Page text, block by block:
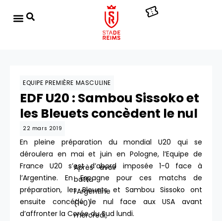
EQUIPE PREMIÈRE MASCULINE
EDF U20 : Sambou Sissoko et
les Bleuets concèdent le nul
22 mars 2019
En pleine préparation du mondial U20 qui se
déroulera en mai et juin en Pologne, l’Equipe de
France U20 s’est d’abord imposée 1-0 face à
l’Argentine. En Espagne pour ces matchs de
préparation, les Bleuets et Sambou Sissoko ont
ensuite concédé le nul face aux USA avant
d’affronter la Corée du Sud lundi.
Après avoir
battu
l’Argentine
(1-0)
mercredi,